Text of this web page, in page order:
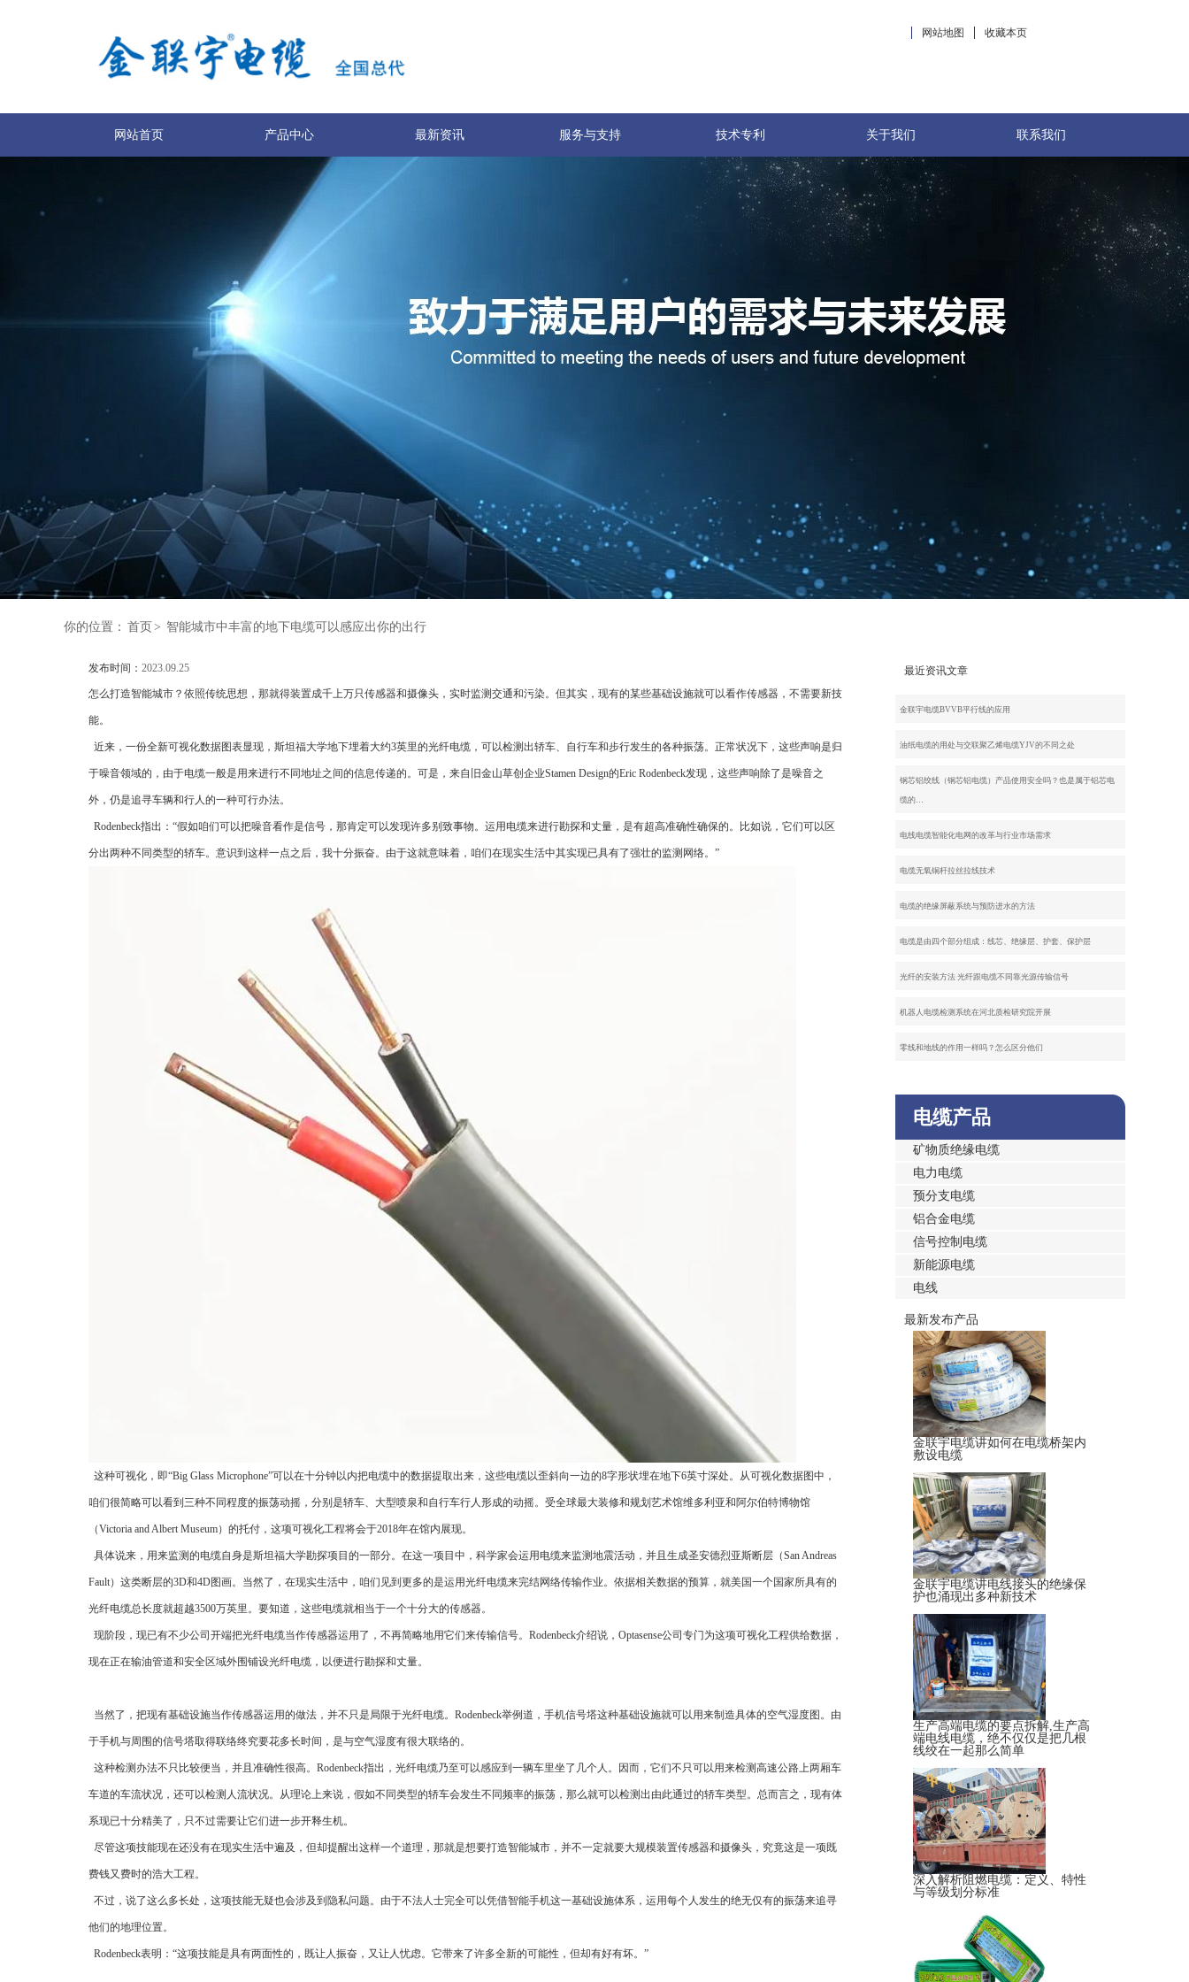
收藏本页
网站地图
网站首页 产品中心 最新资讯 服务与支持 技术专利 关于我们 联系我们
你的位置： 首页 > 智能城市中丰富的地下电缆可以感应出你的出行
发布时间： 2023.09.25
怎么打造智能城市？依照传统思想，那就得装置成千上万只传感器和摄像头，实时监测交通和污染。但其实，现有的某些基础设施就可以看作传感器，不需要新技
能。
近来，一份全新可视化数据图表显现，斯坦福大学地下埋着大约3英里的光纤电缆，可以检测出轿车、自行车和步行发生的各种振荡。正常状况下，这些声响是归
于噪音领域的，由于电缆一般是用来进行不同地址之间的信息传递的。可是，来自旧金山草创企业Stamen Design的Eric Rodenbeck发现，这些声响除了是噪音之
外，仍是追寻车辆和行人的一种可行办法。
Rodenbeck指出：“假如咱们可以把噪音看作是信号，那肯定可以发现许多别致事物。运用电缆来进行勘探和丈量，是有超高准确性确保的。比如说，它们可以区
分出两种不同类型的轿车。意识到这样一点之后，我十分振奋。由于这就意味着，咱们在现实生活中其实现已具有了强壮的监测网络。”
这种可视化，即“Big Glass Microphone”可以在十分钟以内把电缆中的数据提取出来，这些电缆以歪斜向一边的8字形状埋在地下6英寸深处。从可视化数据图中，
咱们很简略可以看到三种不同程度的振荡动摇，分别是轿车、大型喷泉和自行车行人形成的动摇。受全球最大装修和规划艺术馆维多利亚和阿尔伯特博物馆
（Victoria and Albert Museum）的托付，这项可视化工程将会于2018年在馆内展现。
具体说来，用来监测的电缆自身是斯坦福大学勘探项目的一部分。在这一项目中，科学家会运用电缆来监测地震活动，并且生成圣安德烈亚斯断层（San Andreas
Fault）这类断层的3D和4D图画。当然了，在现实生活中，咱们见到更多的是运用光纤电缆来完结网络传输作业。依据相关数据的预算，就美国一个国家所具有的
光纤电缆总长度就超越3500万英里。要知道，这些电缆就相当于一个十分大的传感器。
现阶段，现已有不少公司开端把光纤电缆当作传感器运用了，不再简略地用它们来传输信号。Rodenbeck介绍说，Optasense公司专门为这项可视化工程供给数据，
现在正在输油管道和安全区域外围铺设光纤电缆，以便进行勘探和丈量。
当然了，把现有基础设施当作传感器运用的做法，并不只是局限于光纤电缆。Rodenbeck举例道，手机信号塔这种基础设施就可以用来制造具体的空气湿度图。由
于手机与周围的信号塔取得联络终究要花多长时间，是与空气湿度有很大联络的。
这种检测办法不只比较便当，并且准确性很高。Rodenbeck指出，光纤电缆乃至可以感应到一辆车里坐了几个人。因而，它们不只可以用来检测高速公路上两厢车
车道的车流状况，还可以检测人流状况。从理论上来说，假如不同类型的轿车会发生不同频率的振荡，那么就可以检测出由此通过的轿车类型。总而言之，现有体
系现已十分精美了，只不过需要让它们进一步开释生机。
尽管这项技能现在还没有在现实生活中遍及，但却提醒出这样一个道理，那就是想要打造智能城市，并不一定就要大规模装置传感器和摄像头，究竟这是一项既
费钱又费时的浩大工程。
不过，说了这么多长处，这项技能无疑也会涉及到隐私问题。由于不法人士完全可以凭借智能手机这一基础设施体系，运用每个人发生的绝无仅有的振荡来追寻
他们的地理位置。
Rodenbeck表明：“这项技能是具有两面性的，既让人振奋，又让人忧虑。它带来了许多全新的可能性，但却有好有坏。”
最近资讯文章
金联宇电缆BVVB平行线的应用
油纸电缆的用处与交联聚乙烯电缆YJV的不同之处
钢芯铝绞线（钢芯铝电缆）产品使用安全吗？也是属于铝芯电
缆的…
电线电缆智能化电网的改革与行业市场需求
电缆无氧铜杆拉丝拉线技术
电缆的绝缘屏蔽系统与预防进水的方法
电缆是由四个部分组成：线芯、绝缘层、护套、保护层
光纤的安装方法 光纤跟电缆不同靠光源传输信号
机器人电缆检测系统在河北质检研究院开展
零线和地线的作用一样吗？怎么区分他们
电缆产品
矿物质绝缘电缆
电力电缆
预分支电缆
铝合金电缆
信号控制电缆
新能源电缆
电线
最新发布产品
金联宇电缆讲如何在电缆桥架内
敷设电缆
金联宇电缆讲电线接头的绝缘保
护也涌现出多种新技术
生产高端电缆的要点拆解,生产高
端电线电缆，绝不仅仅是把几根
线绞在一起那么简单
深入解析阻燃电缆：定义、特性
与等级划分标准